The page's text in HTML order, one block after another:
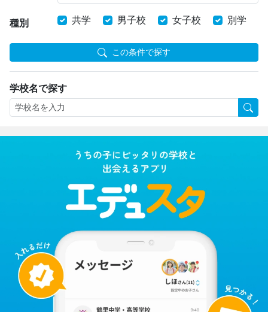
種別 共学 男子校 女子校 別学
この条件で探す
学校名で探す